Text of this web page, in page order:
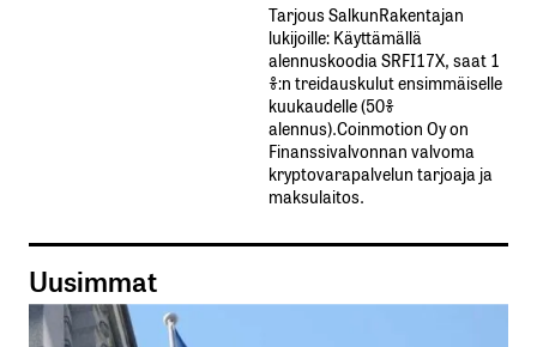
Tarjous SalkunRakentajan
lukijoille: Käyttämällä​ ​
alennuskoodia​ ​SRFI17X,​ ​saat​ ​1
%:n treidauskulut​ ​ensimmäiselle​ ​
kuukaudelle​ ​(50%​ ​
alennus).Coinmotion Oy on
Finanssivalvonnan valvoma
kryptovarapalvelun tarjoaja ja
maksulaitos.
Uusimmat